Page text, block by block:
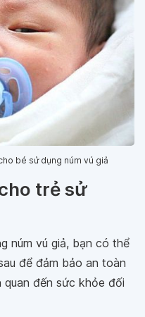
bé sử dụng núm vú giả
trẻ sử
núm vú giả, bạn có thể
để đảm bảo an toàn
quan đến sức khỏe đối